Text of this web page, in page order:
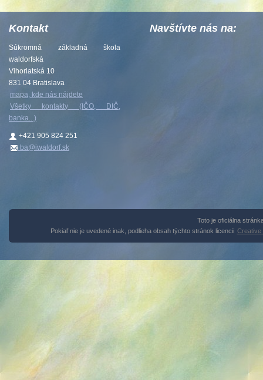
Kontakt
Súkromná základná škola
waldorfská
Vihorlatská 10
831 04 Bratislava
mapa, kde nás nájdete
Všetky kontakty (IČO, DIČ,
banka...)
+421 905 824 251
ba@iwaldorf.sk
Navštívte nás na:
Toto je oficiálna
Pokiaľ nie je uvedené inak, podlieha obsah týchto stránok licencii Creative